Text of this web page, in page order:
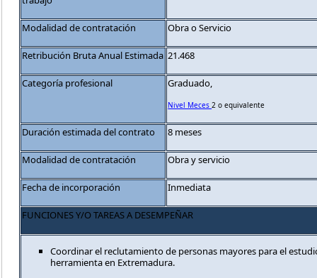
Modalidad de contratación Obra o Servicio
Retribución Bruta Anual Estimada 21.468
Categoría profesional Graduado,
Nivel Meces2 o equivalente
Duración estimada del contrato 8 meses
Modalidad de contratación Obra y servicio
Fecha de incorporación Inmediata
FUNCIONES Y/O TAREAS A DESEMPEÑAR
Coordinar el reclutamiento de personas mayores para el
herramienta en Extremadura.